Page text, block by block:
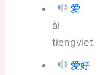
爱
ài
tiengviet
爱好